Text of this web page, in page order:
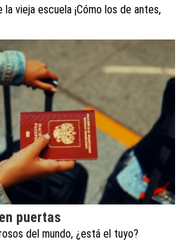
vieja escuela ¡Cómo los de antes,
puertas
del mundo, ¿está el tuyo?